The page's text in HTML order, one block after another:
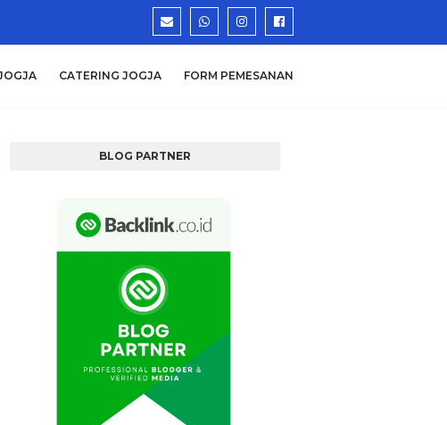
CATERING JOGJA FORM PEMESANAN
BLOG PARTNER